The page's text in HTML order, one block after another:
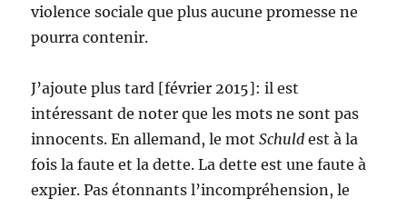
violence sociale que plus aucune promesse ne
pourra contenir.
J’ajoute plus tard [février 2015]: il est
intéressant de noter que les mots ne sont pas
innocents. En allemand, le motSchuldest à la
fois la faute et la dette. La dette est une faute à
expier. Pas étonnants l’incompréhension, le